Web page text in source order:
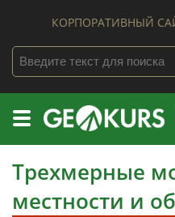
КОРПОРАТИВНЫЙ
Трехмерные
местности и